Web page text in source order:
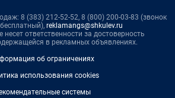
8 (383) 212-52-52, 8 (800) 200-03-83 (звонок
reklamangs@shkulev.ru
несет ответственности за достоверность
в рекламных объявлениях.
об ограничениях
использования cookies
системы